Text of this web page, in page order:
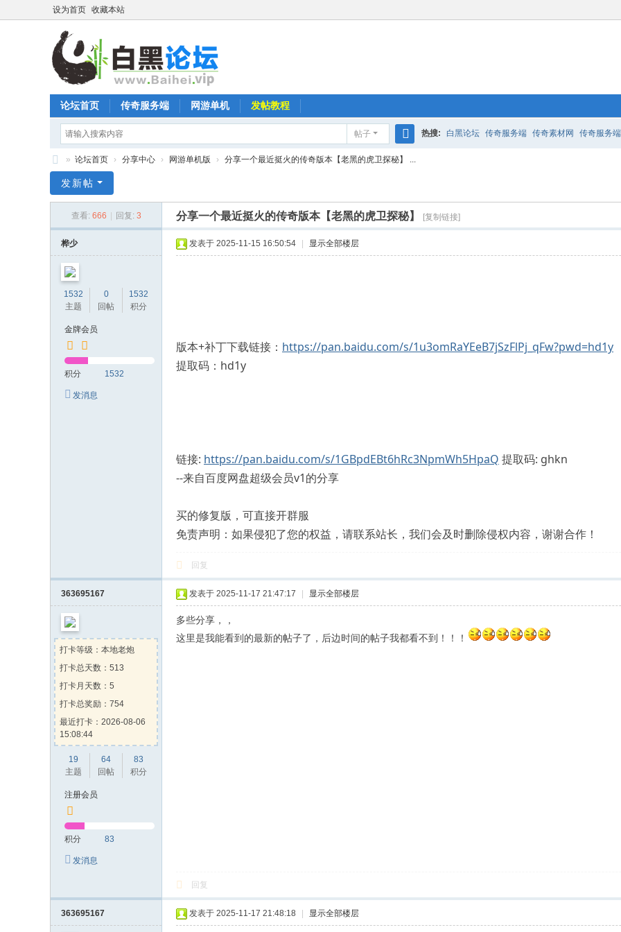
设为首页 收藏本站
论坛首页 传奇服务端 网游单机 发帖教程
帖子 热搜: 白黑论坛 传奇服务端 传奇素材网 传奇服务
黑
» 论坛首页 › 分享中心 › 网游单机版 › 分享一个最近挺火的传奇版本【老黑的虎卫探秘】 ...
发新帖
查看: 666 回复: 3 分享一个最近挺火的传奇版本【老黑的虎卫探秘】 [复制链接]
桦少
1532
主题
0
回帖
1532
积分
金牌会员
积分 1532
发消息
发表于 2025-11-15 16:50:54 显示全部楼层
版本+补丁下载链接： https://pan.baidu.com/s/1u3omRaYEeB7jSzFlPj_qFw?pwd=hd1y
提取码：hd1y
链接: https://pan.baidu.com/s/1GBpdEBt6hRc3NpmWh5HpaQ 提取码: ghkn
--来自百度网盘超级会员v1的分享
买的修复版，可直接开群服
免责声明：如果侵犯了您的权益，请联系站长，我们会及时删除侵权内容，谢谢合作！
回复
363695167
打卡等级：本地老炮
打卡总天数：513
打卡月天数：5
打卡总奖励：754
最近打卡：2026-08-06
15:08:44
19
主题
64
回帖
83
积分
注册会员
积分 83
发消息
发表于 2025-11-17 21:47:17 显示全部楼层
多些分享，，
这里是我能看到的最新的帖子了，后边时间的帖子我都看不到！！！
回复
363695167 发表于 2025-11-17 21:48:18 显示全部楼层